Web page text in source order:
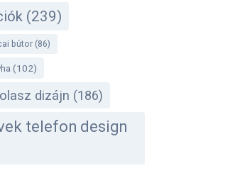
(239)
bútor(86)
(102)
dizájn (186)
telefon design